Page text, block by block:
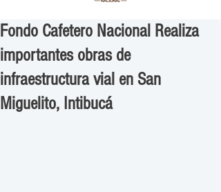
Fondo Cafetero Nacional Realiza
importantes obras de
infraestructura vial en San
Miguelito, Intibucá